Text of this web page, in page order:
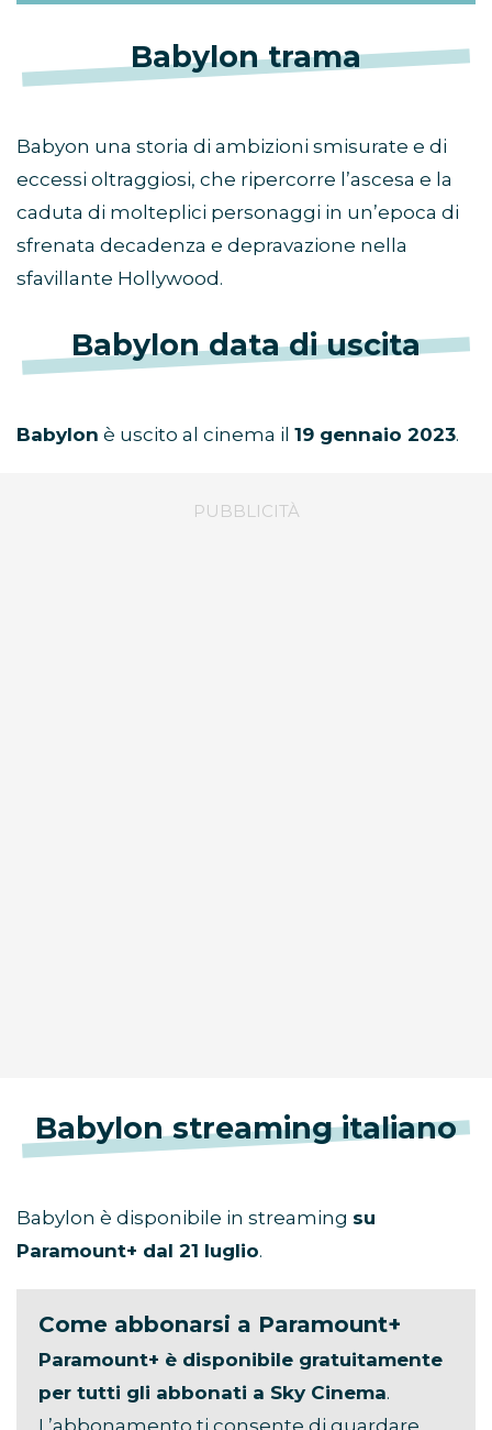
Babylon trama
Babyon una storia di ambizioni smisurate e di
eccessi oltraggiosi, che ripercorre l’ascesa e la
caduta di molteplici personaggi in un’epoca di
sfrenata decadenza e depravazione nella
sfavillante Hollywood.
Babylon data di uscita
Babylon è uscito al cinema il 19 gennaio 2023.
Babylon streaming italiano
Babylon è disponibile in streaming su
Paramount+ dal 21 luglio.
Come abbonarsi a Paramount+
Paramount+ è disponibile gratuitamente
per tutti gli abbonati a Sky Cinema.